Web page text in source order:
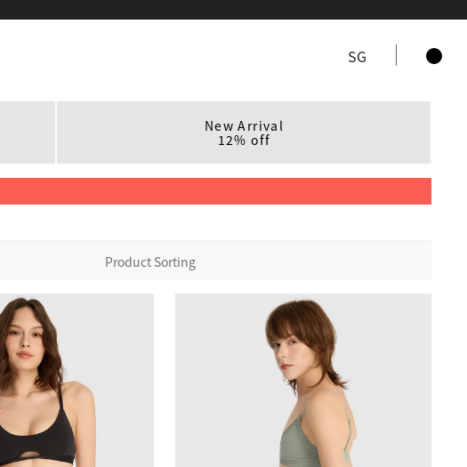
SG
New Arrival
12% off
Product Sorting